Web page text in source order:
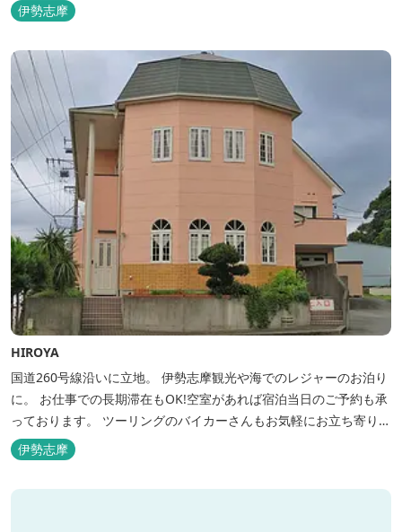
伊勢志摩
HIROYA
国道260号線沿いに立地。 伊勢志摩観光や海でのレジャーのお泊り
に。 お仕事での長期滞在もOK!空室があれば宿泊当日のご予約も承
っております。 ツーリングのバイカーさんもお気軽にお立ち寄りく
ださい。
伊勢志摩